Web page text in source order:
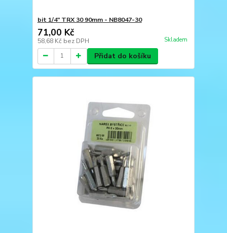
bit 1/4" TRX 30 90mm - NB8047-30
71,00 Kč
58,68 Kč bez DPH Skladem
Přidat do košíku